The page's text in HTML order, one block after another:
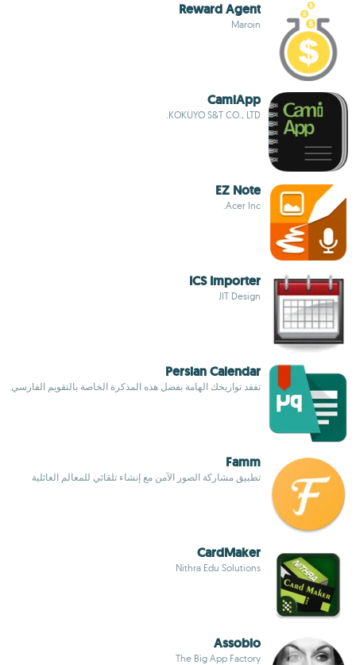
Reward Agent
Maroin
CamiApp
KOKUYO S&T CO., LTD.
EZ Note
Acer Inc.
ICS Importer
JIT Design
Persian Calendar
تفقد تواريخك الهامة بفضل هذه المذكرة الخاصة بالتقويم الفارسي
Famm
تطبيق مشاركة الصور الآمن مع إنشاء تلقائي للمعالم العائلية
CardMaker
Nithra Edu Solutions
Assobio
The Big App Factory